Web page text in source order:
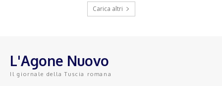
Carica altri
L'Agone Nuovo
Il giornale della Tuscia romana